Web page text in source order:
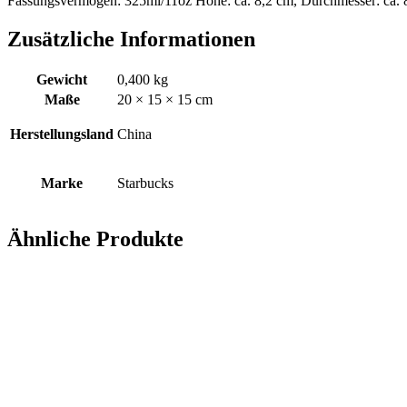
Zusätzliche Informationen
Gewicht
0,400 kg
Maße
20 × 15 × 15 cm
Herstellungsland China
Marke Starbucks
Ähnliche Produkte